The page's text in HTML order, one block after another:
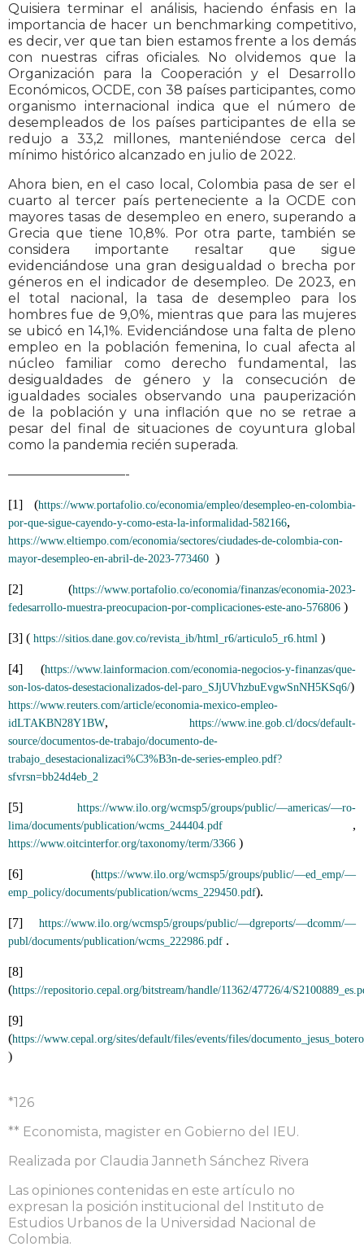
Quisiera terminar el análisis, haciendo énfasis en la
importancia de hacer un benchmarking competitivo,
es decir, ver que tan bien estamos frente a los demás
con nuestras cifras oficiales. No olvidemos que la
Organización para la Cooperación y el Desarrollo
Económicos, OCDE, con 38 países participantes, como
organismo internacional indica que el número de
desempleados de los países participantes de ella se
redujo a 33,2 millones, manteniéndose cerca del
mínimo histórico alcanzado en julio de 2022.
Ahora bien, en el caso local, Colombia pasa de ser el
cuarto al tercer país perteneciente a la OCDE con
mayores tasas de desempleo en enero, superando a
Grecia que tiene 10,8%. Por otra parte, también se
considera importante resaltar que sigue
evidenciándose una gran desigualdad o brecha por
géneros en el indicador de desempleo. De 2023, en
el total nacional, la tasa de desempleo para los
hombres fue de 9,0%, mientras que para las mujeres
se ubicó en 14,1%. Evidenciándose una falta de pleno
empleo en la población femenina, lo cual afecta al
núcleo familiar como derecho fundamental, las
desigualdades de género y la consecución de
igualdades sociales observando una pauperización
de la población y una inflación que no se retrae a
pesar del final de situaciones de coyuntura global
como la pandemia recién superada.
—————————-
[1]  (https://www.portafolio.co/economia/empleo/desempleo-en-colombia-
por-que-sigue-cayendo-y-como-esta-la-informalidad-582166
https://www.eltiempo.com/economia/sectores/ciudades-de-colombia-con-
mayor-desempleo-en-abril-de-2023-773460 )
[2] (https://www.portafolio.co/economia/finanzas/economia-2023-
fedesarrollo-muestra-preocupacion-por-complicaciones-este-ano-576806 )
[3] ( https://sitios.dane.gov.co/revista_ib/html_r6/articulo5_r6.html )
[4] (https://www.lainformacion.com/economia-negocios-y-finanzas/que-
son-los-datos-desestacionalizados-del-paro_SJjUVhzbuEvgwSnNH5KSq6/
https://www.reuters.com/article/economia-mexico-empleo-
idLTAKBN28Y1BW, https://www.ine.gob.cl/docs/default-
source/documentos-de-trabajo/documento-de-
trabajo_desestacionalizaci%C3%B3n-de-series-empleo.pdf?
sfvrsn=bb24d4eb_2
[5] https://www.ilo.org/wcmsp5/groups/public/—americas/—ro-
lima/documents/publication/wcms_244404.pdf
https://www.oitcinterfor.org/taxonomy/term/3366 )
[6] (https://www.ilo.org/wcmsp5/groups/public/—ed_emp/—
emp_policy/documents/publication/wcms_229450.pdf).
[7] https://www.ilo.org/wcmsp5/groups/public/—dgreports/—dcomm/—
publ/documents/publication/wcms_222986.pdf .
[8]
(https://repositorio.cepal.org/bitstream/handle/11362/47726/4/
[9]
(https://www.cepal.org/sites/default/files/events/files/
)
*126
** Economista, magister en Gobierno del IEU.
Realizada por Claudia Janneth Sánchez Rivera
Las opiniones contenidas en este artículo no
expresan la posición institucional del Instituto de
Estudios Urbanos de la Universidad Nacional de
Colombia.